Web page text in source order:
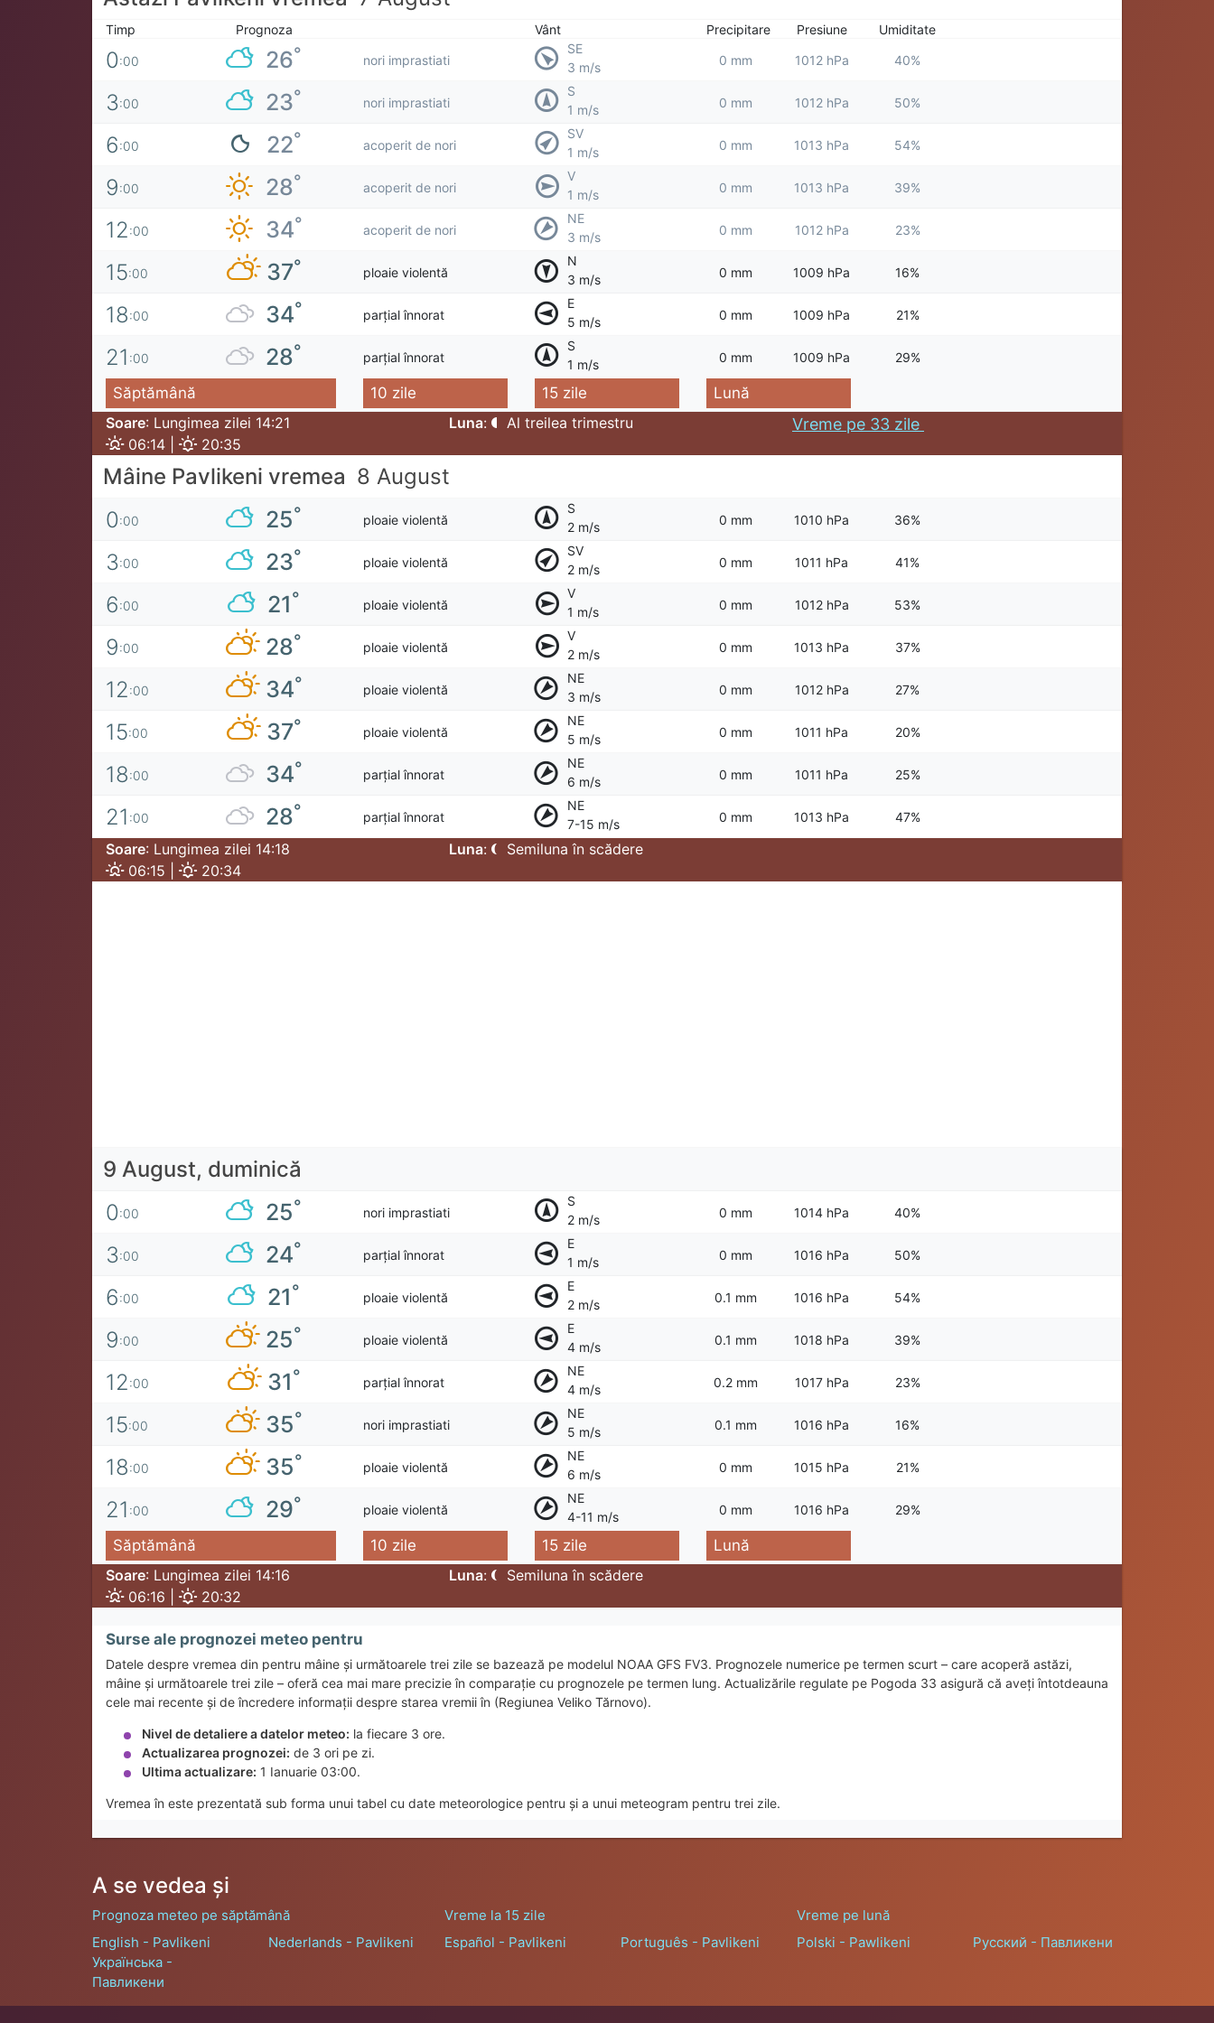
Timp Prognoza Vânt Precipitare Presiune Umiditate
0:00 26° nori imprastiati
SE
3 m/s
0 mm 1012 hPa 40%
3:00 23° nori imprastiati
S
1 m/s
0 mm 1012 hPa 50%
6:00 22° acoperit de nori
SV
1 m/s
0 mm 1013 hPa 54%
9:00 28° acoperit de nori
V
1 m/s
0 mm 1013 hPa 39%
12:00 34° acoperit de nori
NE
3 m/s
0 mm 1012 hPa 23%
15:00 37° ploaie violentă
N
3 m/s
0 mm 1009 hPa 16%
18:00 34° parțial înnorat
E
5 m/s
0 mm 1009 hPa 21%
21 :00 28° parțial înnorat
S
1 m/s
0 mm 1009 hPa 29%
Săptămână 10 zile 15 zile
Lună
Soare: Lungimea zilei 14:21
06:14 |
20:35
Luna: Al treilea trimestru Vreme pe 33 zile
Mâine Pavlikeni vremea 8 August
0:00 25° ploaie violentă
S
2 m/s
0 mm 1010 hPa 36%
3:00 23° ploaie violentă
SV
2 m/s
0 mm 1011 hPa 41%
6:00 21° ploaie violentă
V
1 m/s
0 mm 1012 hPa 53%
9:00 28° ploaie violentă
V
2 m/s
0 mm 1013 hPa 37%
12:00 34° ploaie violentă
NE
3 m/s
0 mm 1012 hPa 27%
15:00 37° ploaie violentă
NE
5 m/s
0 mm 1011 hPa 20%
18:00 34° parțial înnorat
NE
6 m/s
0 mm 1011 hPa 25%
21 :00 28° parțial înnorat
NE
7-15 m/s
0 mm 1013 hPa 47%
Soare: Lungimea zilei 14:18
06:15 |
20:34
Luna: Semiluna în scădere
9 August, duminică
0:00 25° nori imprastiati
S
2 m/s
0 mm 1014 hPa 40%
3:00 24° parțial înnorat
E
1 m/s
0 mm 1016 hPa 50%
6:00 21° ploaie violentă
E
2 m/s
0.1 mm 1016 hPa 54%
9:00 25° ploaie violentă
E
4 m/s
0.1 mm 1018 hPa 39%
12:00 31° parțial înnorat
NE
4 m/s
0.2 mm 1017 hPa 23%
15:00 35° nori imprastiati
NE
5 m/s
0.1 mm 1016 hPa 16%
18:00 35° ploaie violentă
NE
6 m/s
0 mm 1015 hPa 21%
21 :00 29° ploaie violentă
NE
4-11 m/s
0 mm 1016 hPa 29%
Săptămână 10 zile 15 zile
Lună
Soare: Lungimea zilei 14:16
06:16 |
20:32
Luna: Semiluna în scădere
Surse ale prognozei meteo pentru
Datele despre vremea din pentru mâine și următoarele trei zile se bazează pe modelul NOAA GFS FV3. Prognozele numerice pe termen scurt – care acoperă astăzi,
mâine și următoarele trei zile – oferă cea mai mare precizie în comparație cu prognozele pe termen lung. Actualizările regulate pe Pogoda 33 asigură că aveți întotdeauna
cele mai recente și de încredere informații despre starea vremii în (Regiunea Veliko Tărnovo).
Nivel de detaliere a datelor meteo: la fiecare 3 ore.
Actualizarea prognozei: de 3 ori pe zi.
Ultima actualizare: 1 Ianuarie 03:00.
Vremea în este prezentată sub forma unui tabel cu date meteorologice pentru și a unui meteogram pentru trei zile.
A se vedea și
Prognoza meteo pe săptămână Vreme la 15 zile
Vreme pe lună
English - Pavlikeni
Nederlands - Pavlikeni Español - Pavlikeni Português - Pavlikeni Polski - Pawlikeni
Русский - Павликени
Українська -
Павликени